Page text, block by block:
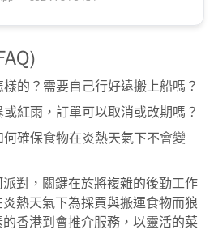
的？需要自己行好遠搬上船嗎？
紅雨，訂單可以取消或改期嗎？
確保食物在炎熱天氣下不會變
對，關鍵在於將複雜的後勤工作
熱天氣下為採買與搬運食物而狼
香港到會推介服務，以靈活的菜